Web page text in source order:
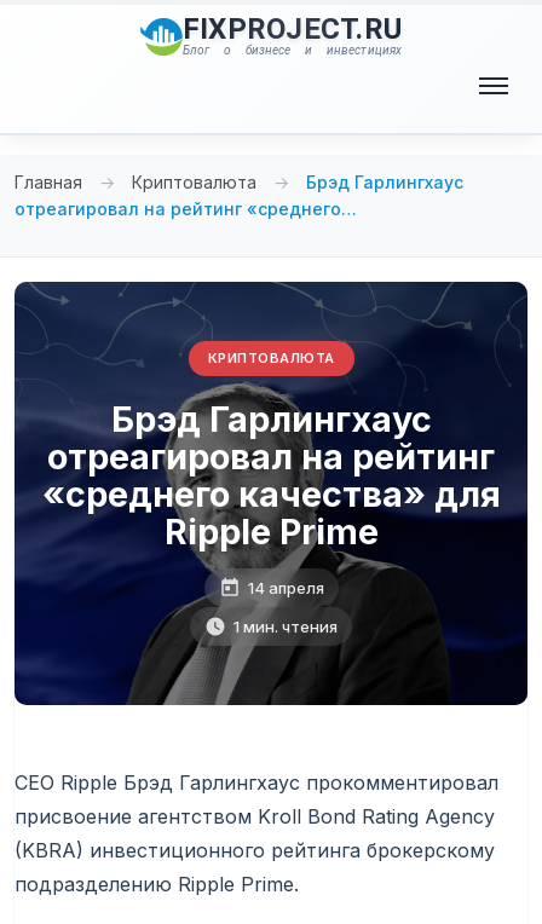
FIXPROJECT.RU
Блог о бизнесе и инвестициях
Главная → Криптовалюта →
Брэд Гарлингхаус
отреагировал на рейтинг «среднего…
КРИПТОВАЛЮТА
Брэд Гарлингхаус
отреагировал на рейтинг
«среднего качества» для
Ripple Prime
14 апреля
1 мин. чтения
CEO Ripple Брэд Гарлингхаус прокомментировал
присвоение агентством Kroll Bond Rating Agency
(KBRA) инвестиционного рейтинга брокерскому
подразделению Ripple Prime.